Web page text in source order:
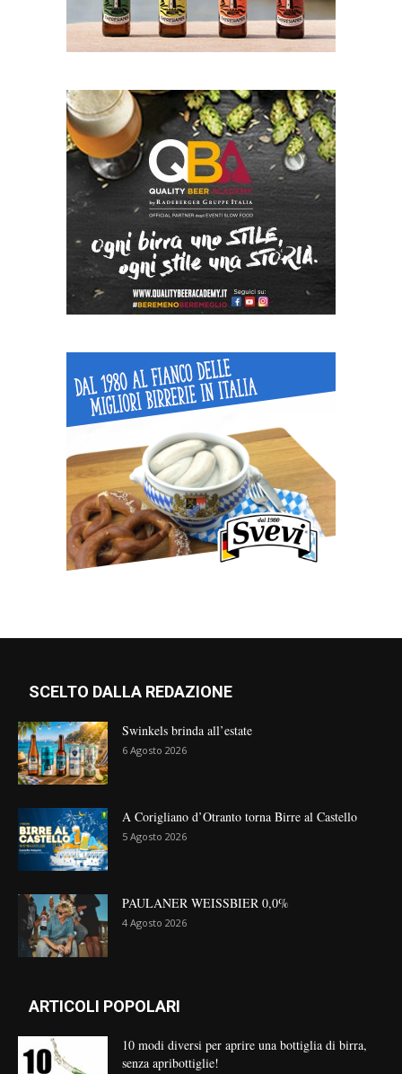
SCELTO DALLA REDAZIONE
Swinkels brinda all’estate
6 Agosto 2026
A Corigliano d’Otranto torna Birre al Castello
5 Agosto 2026
PAULANER WEISSBIER 0,0%
4 Agosto 2026
ARTICOLI POPOLARI
10 modi diversi per aprire una bottiglia di birra,
senza apribottiglie!